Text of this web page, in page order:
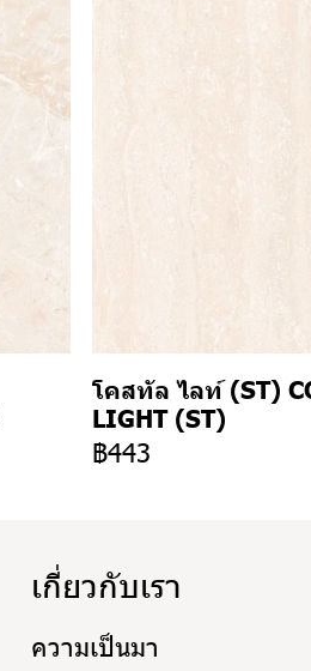
โคสทัล ไลท์ (ST)
LIGHT (ST)
฿443
เกี่ยวกับเรา
ความเป็นมา